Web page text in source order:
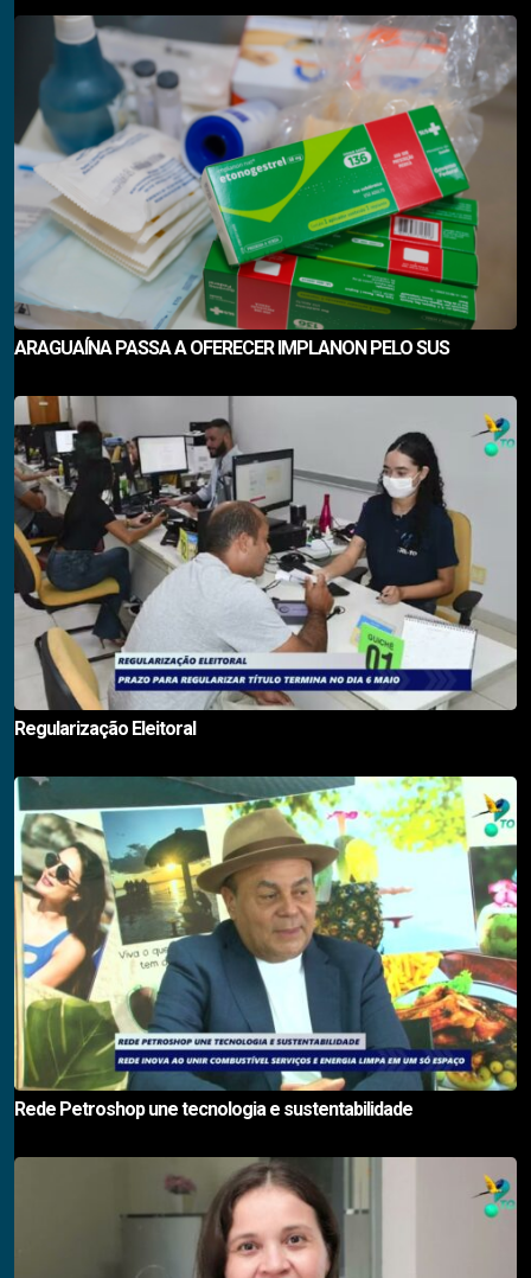
ARAGUAÍNA PASSA A OFERECER IMPLANON PELO SUS
Regularização Eleitoral
Rede Petroshop une tecnologia e sustentabilidade